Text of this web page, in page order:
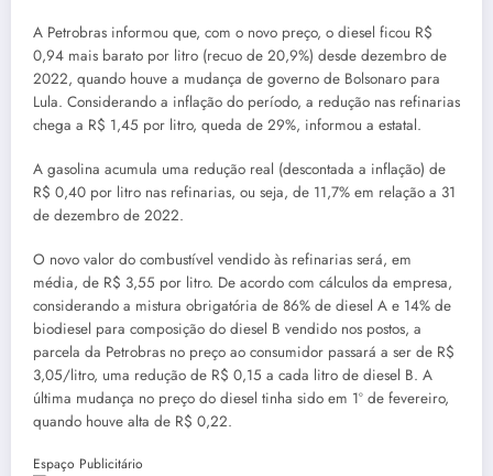
A Petrobras informou que, com o novo preço, o diesel ficou R$
0,94 mais barato por litro (recuo de 20,9%) desde dezembro de
2022, quando houve a mudança de governo de Bolsonaro para
Lula. Considerando a inflação do período, a redução nas refinarias
chega a R$ 1,45 por litro, queda de 29%, informou a estatal.
A gasolina acumula uma redução real (descontada a inflação) de
R$ 0,40 por litro nas refinarias, ou seja, de 11,7% em relação a 31
de dezembro de 2022.
O novo valor do combustível vendido às refinarias será, em
média, de R$ 3,55 por litro. De acordo com cálculos da empresa,
considerando a mistura obrigatória de 86% de diesel A e 14% de
biodiesel para composição do diesel B vendido nos postos, a
parcela da Petrobras no preço ao consumidor passará a ser de R$
3,05/litro, uma redução de R$ 0,15 a cada litro de diesel B. A
última mudança no preço do diesel tinha sido em 1º de fevereiro,
quando houve alta de R$ 0,22.
Espaço Publicitário